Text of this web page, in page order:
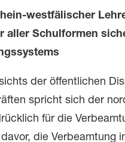
westfälischer
aller Schulformen
der öffentlichen
spricht sich der
für die
die Verbeamtung